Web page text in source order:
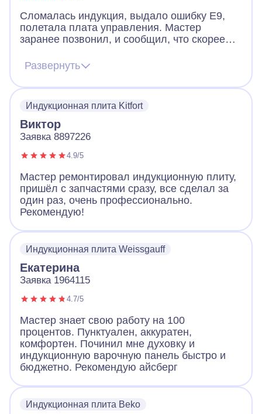
Сломалась индукция, выдало ошибку Е9,
полетала плата управления. Мастер
заранее позвонил, и сообщил, что скорее
починить и без замены. Цена на платы
начинается от 12к и выше. Мастер приехал,
все продиагностировал и смог починить без
Развернуть
Индукционная плита Kitfort
Виктор
Заявка 8897226
4.9/5
Мастер ремонтировал индукционную плиту,
пришёл с запчастями сразу, все сделал за
один раз, очень профессионально.
Рекомендую!
Индукционная плита Weissgauff
Екатерина
Заявка 1964115
4.7/5
Мастер знает свою работу на 100
процентов. Пунктуален, аккуратен,
комфортен. Починил мне духовку и
индукционную варочную панель быстро и
бюджетно. Рекомендую айсберг
Индукционная плита Beko